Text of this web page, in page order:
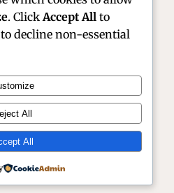
| Racer &
. Click Accept All to
to decline non-essential
All
All